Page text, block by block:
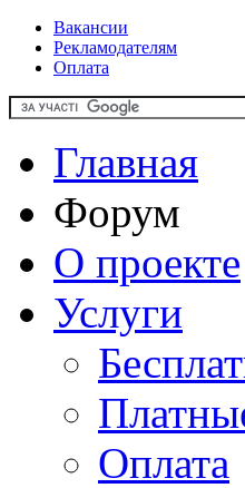
Вакансии
Рекламодателям
Оплата
Главная
Форум
О проекте
Услуги
Оплата